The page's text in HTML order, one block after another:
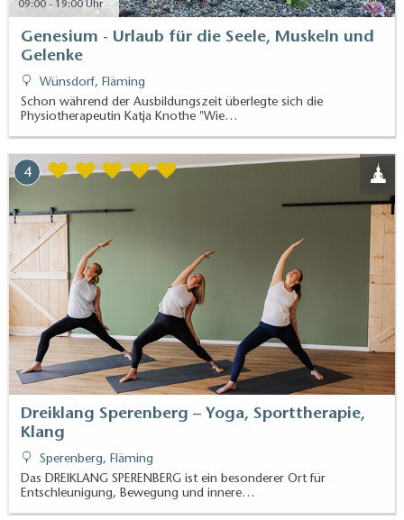
09:00 - 19:00 Uhr
Genesium - Urlaub für die Seele, Muskeln und
Gelenke
Wünsdorf, Fläming
Schon während der Ausbildungszeit überlegte sich die
Physiotherapeutin Katja Knothe "Wie…
4
Dreiklang Sperenberg – Yoga, Sporttherapie,
Klang
Sperenberg, Fläming
Das DREIKLANG SPERENBERG ist ein besonderer Ort für
Entschleunigung, Bewegung und innere…